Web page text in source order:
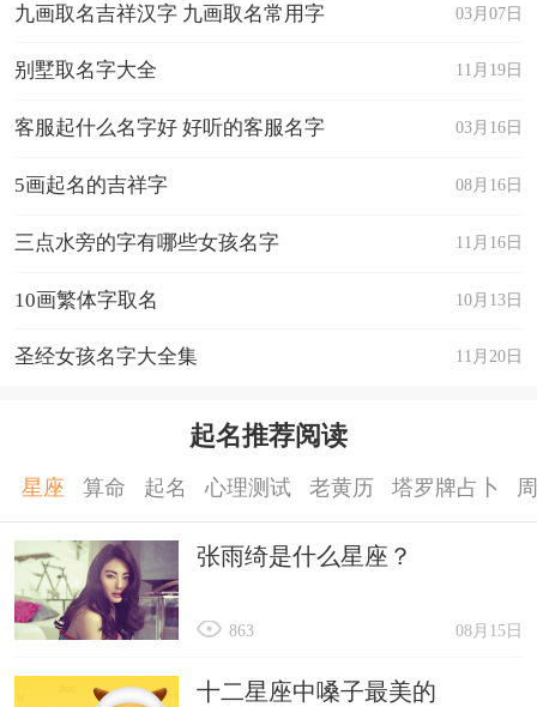
03月07日
九画取名吉祥汉字 九画取名常用字
11月19日
别墅取名字大全
03月16日
客服起什么名字好 好听的客服名字
08月16日
5画起名的吉祥字
11月16日
三点水旁的字有哪些女孩名字
10月13日
10画繁体字取名
11月20日
圣经女孩名字大全集
起名推荐阅读
星座 算命 起名 心理测试 老黄历 塔罗牌占卜
张雨绮是什么星座？
08月15日
863
十二星座中嗓子最美的